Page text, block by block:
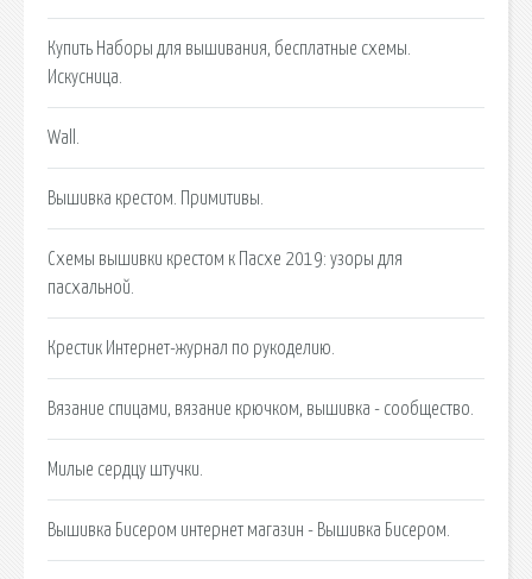
Купить Наборы для вышивания, бесплатные схемы.
Искусница.
Wall.
Вышивка крестом. Примитивы.
Схемы вышивки крестом к Пасхе 2019: узоры для
пасхальной.
Крестик Интернет-журнал по рукоделию.
Вязание спицами, вязание крючком, вышивка - сообщество.
Милые сердцу штучки.
Вышивка Бисером интернет магазин - Вышивка Бисером.